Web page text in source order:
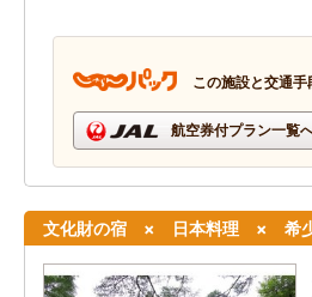
この施設と交通
航空券付プラン一覧
文化財の宿 × 日本料理 × 希少